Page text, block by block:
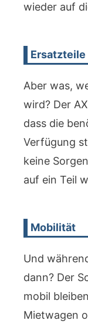
wieder auf
Ersatzteile
Aber was,
wird? Der
dass die
Verfügung
keine
auf ein Teil
Mobilität
Und
dann? Der
mobil
Mietwagen